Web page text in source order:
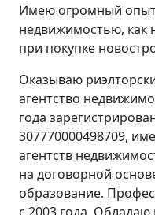
Имею огромный опыт
недвижимостью, как
при покупке
Оказываю
агентство
года
307770000498709,
агентств
на договорной
образование.